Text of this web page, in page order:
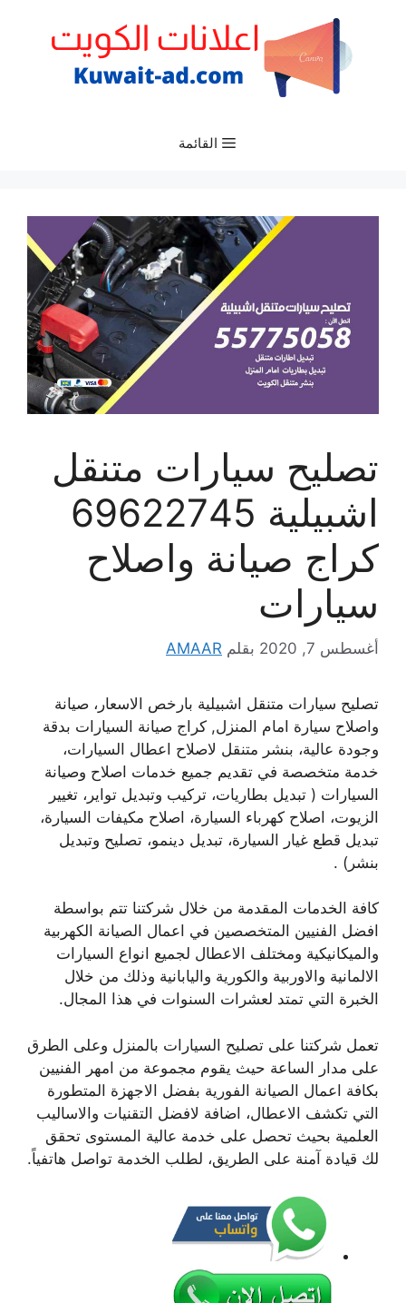
القائمة
تصليح سيارات متنقل
اشبيلية 69622745
كراج صيانة واصلاح
سيارات
أغسطس 7, 2020 بقلم AMAAR
تصليح سيارات متنقل اشبيلية بارخص الاسعار، صيانة
واصلاح سيارة امام المنزل, كراج صيانة السيارات بدقة
وجودة عالية، بنشر متنقل لاصلاح اعطال السيارات،
خدمة متخصصة في تقديم جميع خدمات اصلاح وصيانة
السيارات ( تبديل بطاريات، تركيب وتبديل تواير، تغيير
الزيوت، اصلاح كهرباء السيارة، اصلاح مكيفات السيارة،
تبديل قطع غيار السيارة، تبديل دينمو، تصليح وتبديل
بنشر) .
كافة الخدمات المقدمة من خلال شركتنا تتم بواسطة
افضل الفنيين المتخصصين في اعمال الصيانة الكهربية
والميكانيكية ومختلف الاعطال لجميع انواع السيارات
الالمانية والاوربية والكورية واليابانية وذلك من خلال
الخبرة التي تمتد لعشرات السنوات في هذا المجال.
تعمل شركتنا على تصليح السيارات بالمنزل وعلى الطرق
على مدار الساعة حيث يقوم مجموعة من امهر الفنيين
بكافة اعمال الصيانة الفورية بفضل الاجهزة المتطورة
التي تكشف الاعطال، اضافة لافضل التقنيات والاساليب
العلمية بحيث تحصل على خدمة عالية المستوى تحقق
لك قيادة آمنة على الطريق، لطلب الخدمة تواصل هاتفياً.